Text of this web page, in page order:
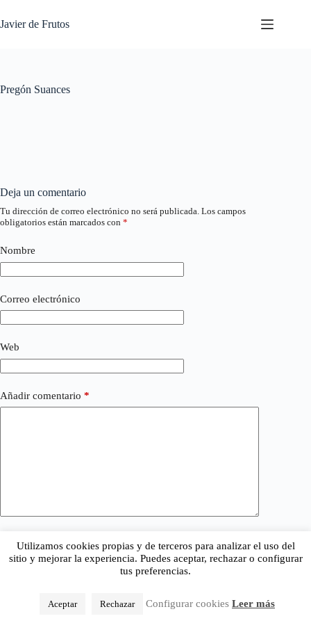
al
contenido
Javier de Frutos
Pregón Suances
Deja un comentario
Tu dirección de correo electrónico no será publicada. Los campos
obligatorios están marcados con *
Nombre
Correo electrónico
Web
Añadir comentario *
Publicar el comentario
Utilizamos cookies propias y de terceros para analizar el uso del
sitio y mejorar la experiencia. Puedes aceptar, rechazar o configurar
tus preferencias.
Aceptar Rechazar Configurar cookies Leer más